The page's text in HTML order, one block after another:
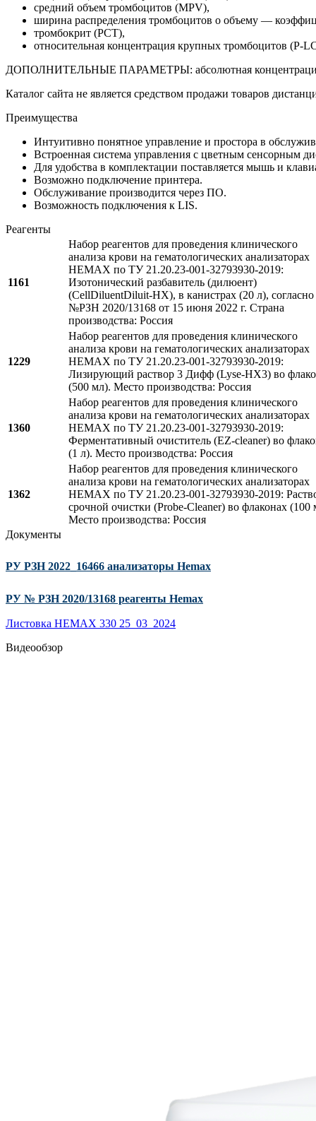
средний объем тромбоцитов (MPV),
ширина распределения тромбоцитов о объему —
тромбокрит (PCT),
относительная концентрация крупных тромбоцитов (P-
ДОПОЛНИТЕЛЬНЫЕ ПАРАМЕТРЫ: абсолютная концентрация
Каталог сайта не является средством продажи товаров
Преимущества
Интуитивно понятное управление и простора в
Встроенная система управления с цветным сенсорным
Для удобства в комплектации поставляется мышь и
Возможно подключение принтера.
Обслуживание производится через ПО.
Возможность подключения к LIS.
Реагенты
1161
Набор реагентов для проведения клинического
анализа крови на гематологических анализаторах
НЕМАХ по ТУ 21.20.23-001-32793930-2019:
Изотонический разбавитель (дилюент)
(CellDiluentDiluit-HX), в канистрах (20 л),
№РЗН 2020/13168 от 15 июня 2022 г. Страна
производства: Россия
1229
Набор реагентов для проведения клинического
анализа крови на гематологических анализаторах
НЕМАХ по ТУ 21.20.23-001-32793930-2019:
Лизирующий раствор 3 Дифф (Lyse-HX3) во
(500 мл). Место производства: Россия
1360
Набор реагентов для проведения клинического
анализа крови на гематологических анализаторах
НЕМАХ по ТУ 21.20.23-001-32793930-2019:
Ферментативный очиститель (EZ-cleaner) во
(1 л). Место производства: Россия
1362
Набор реагентов для проведения клинического
анализа крови на гематологических анализаторах
НЕМАХ по ТУ 21.20.23-001-32793930-2019:
срочной очистки (Probe-Сleaner) во флаконах (100
Место производства: Россия
Документы
РУ РЗН 2022_16466 анализаторы Hemax
РУ № РЗН 2020/13168 реагенты Hemax
Листовка HEMAX 330 25_03_2024
Видеообзор